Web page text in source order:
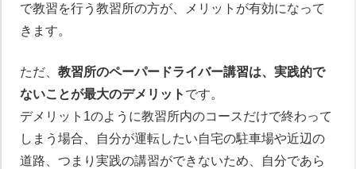
で教習を行う教習所の方が、メリットが有効になって
きます。
ただ、 教習所のペーパードライバー講習は、実践的で
ないことが最大のデメリット です。
デメリット1のように教習所内のコースだけで終わって
しまう場合、自分が運転したい自宅の駐車場や近辺の
道路、つまり実践の講習ができないため、自分であら